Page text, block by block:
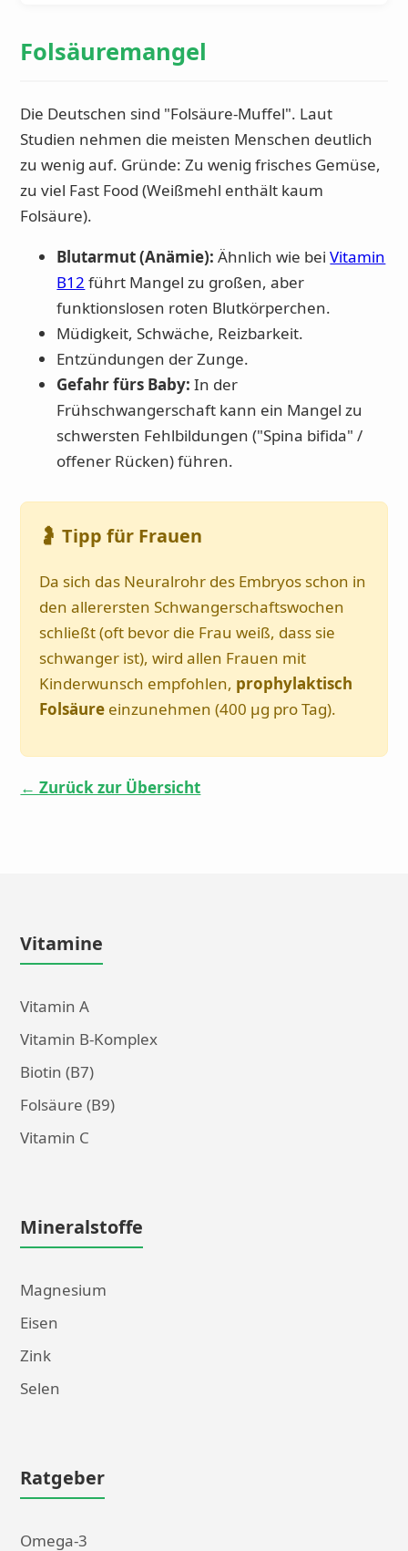
Folsäuremangel
Die Deutschen sind "Folsäure-Muffel". Laut
Studien nehmen die meisten Menschen deutlich
zu wenig auf. Gründe: Zu wenig frisches Gemüse,
zu viel Fast Food (Weißmehl enthält kaum
Folsäure).
Blutarmut (Anämie): Ähnlich wie beiVitamin
B12 führt Mangel zu großen, aber
funktionslosen roten Blutkörperchen.
Müdigkeit, Schwäche, Reizbarkeit.
Entzündungen der Zunge.
Gefahr fürs Baby: In der
Frühschwangerschaft kann ein Mangel zu
schwersten Fehlbildungen ("Spina bifida" /
offener Rücken) führen.
🤰 Tipp für Frauen
Da sich das Neuralrohr des Embryos schon in
den allerersten Schwangerschaftswochen
schließt (oft bevor die Frau weiß, dass sie
schwanger ist), wird allen Frauen mit
Kinderwunsch empfohlen, prophylaktisch
Folsäure einzunehmen (400 µg pro Tag).
← Zurück zur Übersicht
Vitamine
Vitamin A
Vitamin B-Komplex
Biotin (B7)
Folsäure (B9)
Vitamin C
Mineralstoffe
Magnesium
Eisen
Zink
Selen
Ratgeber
Omega-3